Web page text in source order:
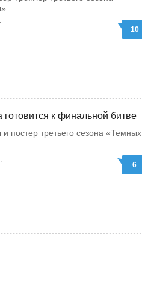
10
к финальной битве
постер третьего сезона «Темных
6